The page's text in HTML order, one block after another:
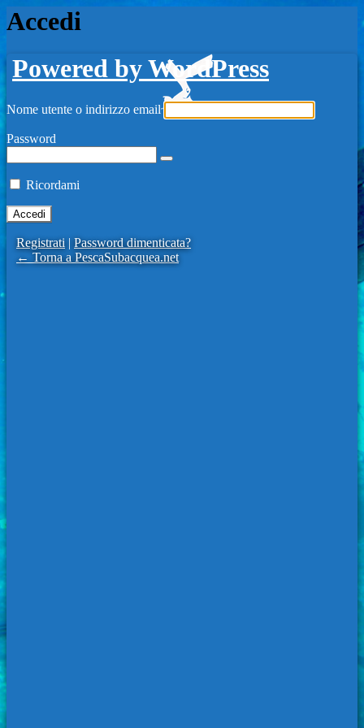
Accedi
Powered by WordPress
Nome utente o indirizzo email
Password
Ricordami
Registrati| Password dimenticata?
← Torna a PescaSubacquea.net